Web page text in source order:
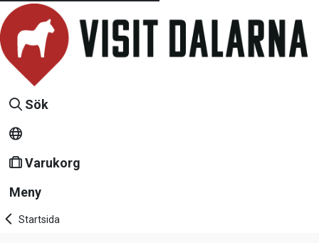
Sök
Varukorg
Meny
Startsida